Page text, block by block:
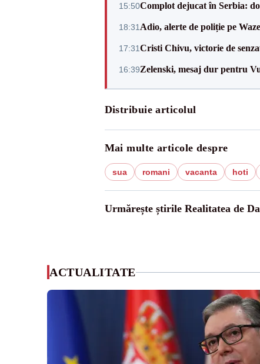
15:50Complot dejucat în Serbia:
18:31 Adio, alerte de poliție pe
17:31Cristi Chivu, victorie de
16:39Zelenski, mesaj dur pentru
Distribuie articolul
Mai multe articole despre
sua romani vacanta hoti
Urmărește știrile Realitatea de
ACTUALITATE